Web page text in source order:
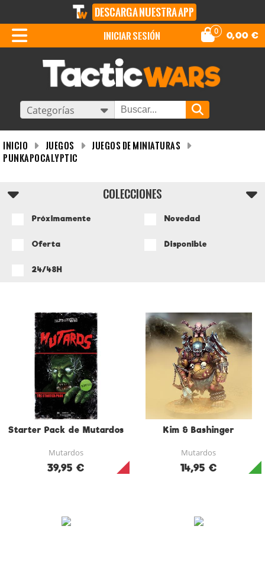
DESCARGA NUESTRA APP
0 0,00 €
iniciar sesión
Categorías
INICIO Juegos
Juegos de miniaturas
Punkapocalyptic
COLECCIONES
Próximamente Novedad
Oferta Disponible
24/48H
Starter Pack de Mutardos
Mutardos
39,95 €
Kim & Bashinger
Mutardos
14,95 €